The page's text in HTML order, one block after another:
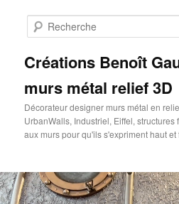
contenu
Créations Benoît
murs métal relief 3D
Décorateur designer murs métal en
UrbanWalls, Industriel, Eiffel,
aux murs pour qu'ils s'expriment haut et